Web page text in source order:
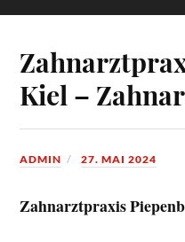
Kiel –
ADMIN 27. MAI 2024
Zahnarztpraxis